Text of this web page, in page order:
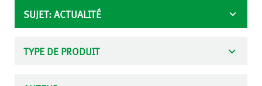
SUJET: ACTUALITÉ